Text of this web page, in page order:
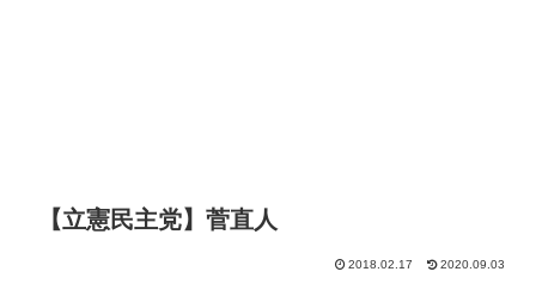
【立憲民主党】菅直人
2018.02.17 2020.09.03